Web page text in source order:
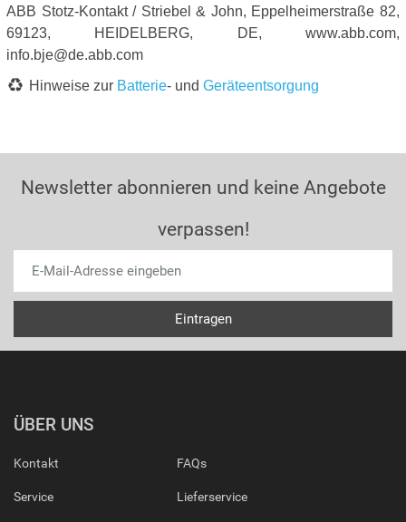
ABB Stotz-Kontakt / Striebel & John, Eppelheimerstraße 82,
69123, HEIDELBERG, DE, www.abb.com,
info.bje@de.abb.com
Hinweise zur Batterie- und Geräteentsorgung
Newsletter abonnieren und keine Angebote
verpassen!
ÜBER UNS
Kontakt
Service
FAQs
Lieferservice